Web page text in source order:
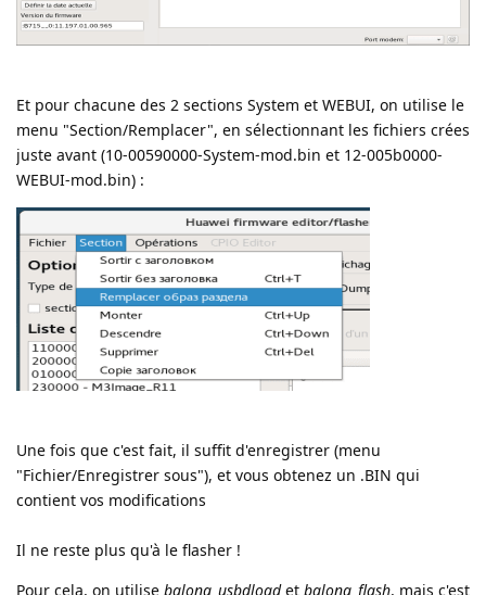
Et pour chacune des 2 sections System et WEBUI, on utilise le
menu "Section/Remplacer", en sélectionnant les fichiers crées
juste avant (10-00590000-System-mod.bin et 12-005b0000-
WEBUI-mod.bin) :
Une fois que c'est fait, il suffit d'enregistrer (menu
"Fichier/Enregistrer sous"), et vous obtenez un .BIN qui
contient vos modifications
Il ne reste plus qu'à le flasher !
Pour cela, on utilise balong_usbdloadet balong_flash, mais c'est